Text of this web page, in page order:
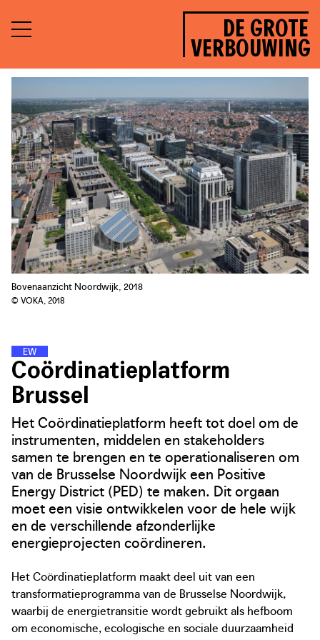
DE GROTE
VERBOUWING
Bovenaanzicht Noordwijk, 2018
© VOKA, 2018
EN
E
R
G
IE
W
Coördinatieplatform
Brussel
Het Coördinatieplatform heeft tot doel om de
instrumenten, middelen en stakeholders
samen te brengen en te operationaliseren om
van de Brusselse Noordwijk een Positive
Energy District (PED) te maken. Dit orgaan
moet een visie ontwikkelen voor de hele wijk
en de verschillende afzonderlijke
energieprojecten coördineren.
Het Coördinatieplatform maakt deel uit van een
transformatieprogramma van de Brusselse Noordwijk,
waarbij de energietransitie wordt gebruikt als hefboom
om economische, ecologische en sociale duurzaamheid